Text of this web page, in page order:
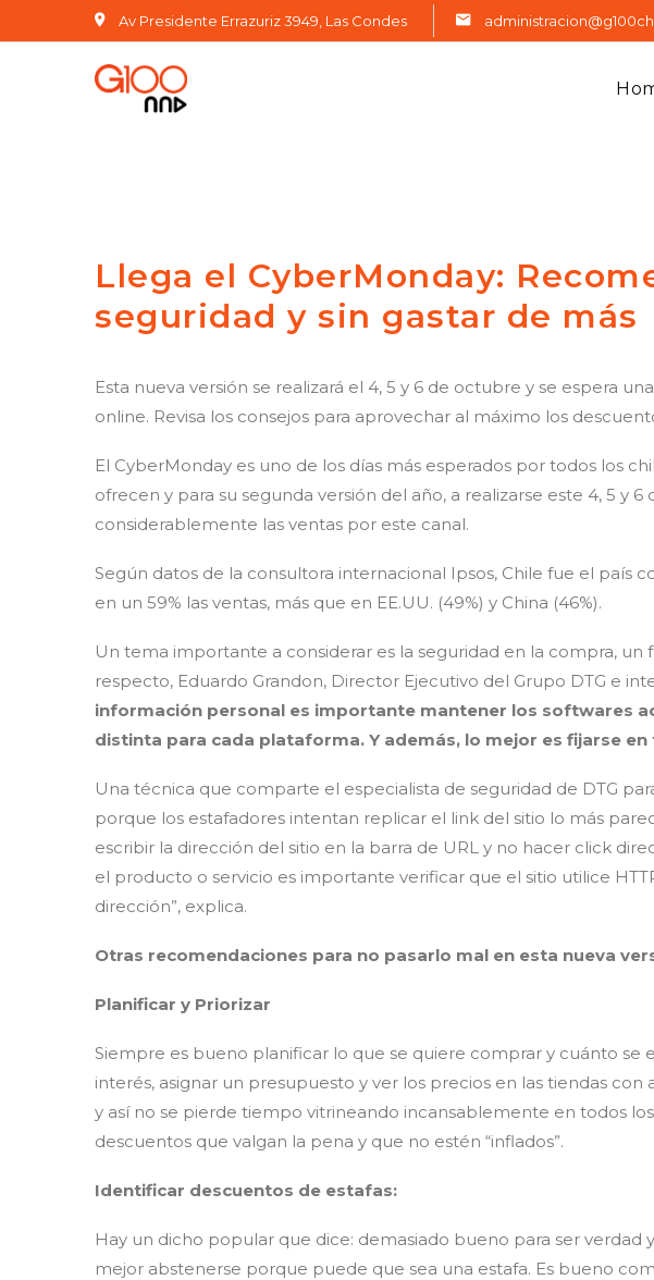
Av Presidente Errazuriz 3949, Las Condes
Llega el CyberMonday:
seguridad y sin gastar de más
Esta nueva versión se realizará el 4, 5 y 6 de octubre y se espera
online. Revisa los consejos para aprovechar al máximo los
El CyberMonday es uno de los días más esperados por todos los
ofrecen y para su segunda versión del año, a realizarse este 4, 5
considerablemente las ventas por este canal.
Según datos de la consultora internacional Ipsos, Chile fue el
en un 59% las ventas, más que en EE.UU. (49%) y China (46%).
Un tema importante a considerar es la seguridad en la compra,
respecto, Eduardo Grandon, Director Ejecutivo del Grupo DTG e
información personal es importante mantener los softwares
distinta para cada plataforma. Y además, lo mejor es fijarse
Una técnica que comparte el especialista de seguridad de DTG
porque los estafadores intentan replicar el link del sitio lo más
escribir la dirección del sitio en la barra de URL y no hacer click
el producto o servicio es importante verificar que el sitio utilice
dirección”, explica.
Otras recomendaciones para no pasarlo mal en esta nueva
Planificar y Priorizar
Siempre es bueno planificar lo que se quiere comprar y cuánto se
interés, asignar un presupuesto y ver los precios en las tiendas
y así no se pierde tiempo vitrineando incansablemente en todos
descuentos que valgan la pena y que no estén “inflados”.
Identificar descuentos de estafas:
Hay un dicho popular que dice: demasiado bueno para ser verdad
mejor abstenerse porque puede que sea una estafa. Es bueno